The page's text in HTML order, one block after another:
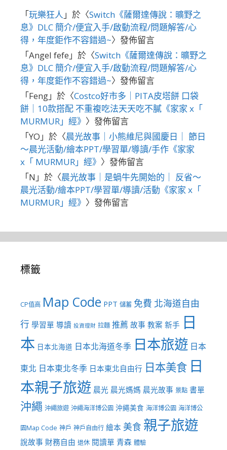
「玩樂狂人 」於〈Switch《薩爾達傳說：曠野之
息》DLC 簡介/便宜入手/啟動流程/問題解答/心
得，年度鉅作不容錯過~〉發佈留言
「Angel fefe 」於〈Switch《薩爾達傳說：曠野之
息》DLC 簡介/便宜入手/啟動流程/問題解答/心
得，年度鉅作不容錯過~〉發佈留言
「Feng」於〈Costco好市多｜PITA皮塔餅 口袋
餅｜10款搭配 不重複吃法天天吃不膩《家家 x「
MURMUR」經》 〉發佈留言
「YO 」於〈晨光故事｜小熊維尼與國慶日｜ 節日
～晨光活動/繪本PPT/學習單/導讀/手作《家家
x「 MURMUR」經》 〉發佈留言
「N 」於〈晨光故事｜是蝸牛先開始的｜ 反省～
晨光活動/繪本PPT/學習單/導讀/活動《家家 x「
MURMUR」經》 〉發佈留言
標籤
CP值高 Map Code PPT 儲蓄 免費 北海道自由
行 學習單 導讀 投資理財 拉麵 推薦 故事 教案 新手 日
本 日本北海道 日本北海道冬季 日本旅遊 日本
東北 日本東北冬季 日本東北自由行 日本美食 日
本親子旅遊 晨光 晨光媽媽 晨光故事 景點 書單
沖繩 沖繩旅遊 沖繩海洋博公園 沖繩美食 海洋博公園 海洋博公
園Map Code 神戶 神戶自由行 繪本 美食 親子旅遊
說故事 財務自由 退休 閱讀單 青森 體驗